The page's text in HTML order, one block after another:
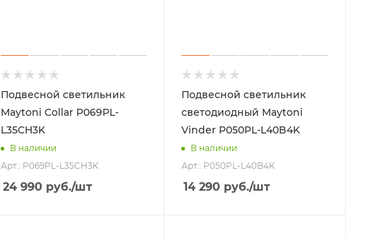
Подвесной светильник
Maytoni Collar P069PL-
L35CH3K
В наличии
Арт.: P069PL-L35CH3K
24 990руб./шт
Подвесной светильник
светодиодный Maytoni
Vinder P050PL-L40B4K
В наличии
Арт.: P050PL-L40B4K
14 290 руб./шт